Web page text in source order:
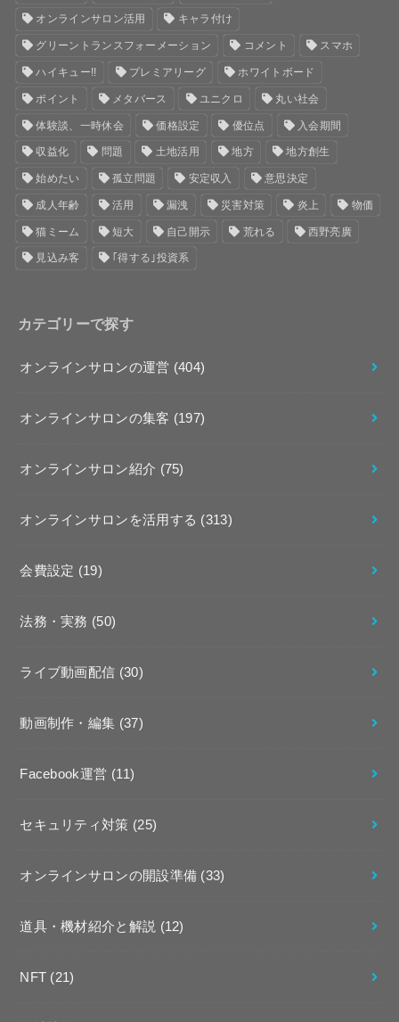
オンラインサロン活用 キャラ付け
グリーントランスフォーメーション コメント スマホ
ハイキュー!! プレミアリーグ ホワイトボード
ポイント メタバース ユニクロ 丸い社会
体験談、一時休会 価格設定 優位点 入会期間
収益化 問題 土地活用 地方 地方創生
始めたい 孤立問題 安定収入 意思決定
成人年齢 活用 漏洩 災害対策 炎上 物価
猫ミーム 短大 自己開示 荒れる 西野亮廣
見込み客 ｢得する｣投資系
カテゴリーで探す
オンラインサロンの運営 (404)
オンラインサロンの集客 (197)
オンラインサロン紹介 (75)
オンラインサロンを活用する (313)
会費設定 (19)
法務・実務 (50)
ライブ動画配信 (30)
動画制作・編集 (37)
Facebook運営 (11)
セキュリティ対策 (25)
オンラインサロンの開設準備 (33)
道具・機材紹介と解説 (12)
NFT (21)